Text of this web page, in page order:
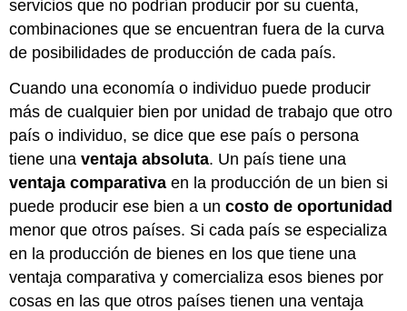
servicios que no podrían producir por su cuenta,
combinaciones que se encuentran fuera de la curva
de posibilidades de producción de cada país.
Cuando una economía o individuo puede producir
más de cualquier bien por unidad de trabajo que otro
país o individuo, se dice que ese país o persona
tiene unaventaja absoluta. Un país tiene una
ventaja comparativa en la producción de un bien si
puede producir ese bien a uncosto de oportunidad
menor que otros países. Si cada país se especializa
en la producción de bienes en los que tiene una
ventaja comparativa y comercializa esos bienes por
cosas en las que otros países tienen una ventaja